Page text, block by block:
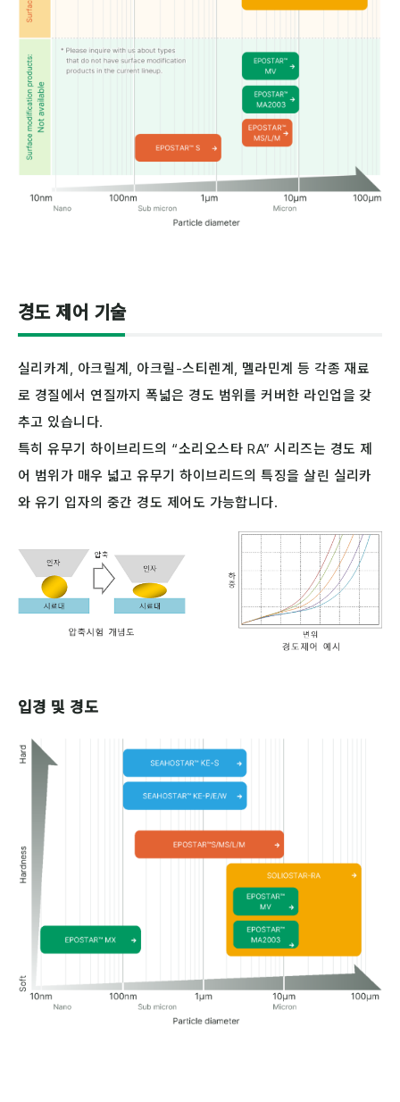
EPOSTAR™ MS/L/M
경도 제어 기술
실리카계, 아크릴계, 아크릴-스티렌계, 멜라민계 등 각종 재료
로 경질에서 연질까지 폭넓은 경도 범위를 커버한 라인업을 갖
추고 있습니다.
특히 유무기 하이브리드의 “소리오스타 RA” 시리즈는 경도 제
어 범위가 매우 넓고 유무기 하이브리드의 특징을 살린 실리카
와 유기 입자의 중간 경도 제어도 가능합니다.
입경 및 경도
EPOSTAR™ MX